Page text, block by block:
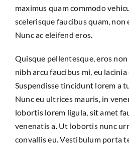
maximus quam commodo
scelerisque faucibus quam, non
Nunc ac eleifend eros.
Quisque pellentesque, eros
nibh arcu faucibus mi, eu
Suspendisse tincidunt lorem a
Nunc eu ultrices mauris, in
lobortis lorem ligula, sit amet
venenatis a. Ut lobortis nunc
convallis eu. Vestibulum porta